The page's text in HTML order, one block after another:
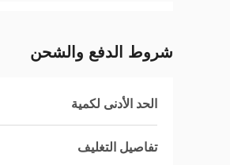
شروط الدفع والشحن
الحد الأدنى لكمية
تفاصيل التغليف